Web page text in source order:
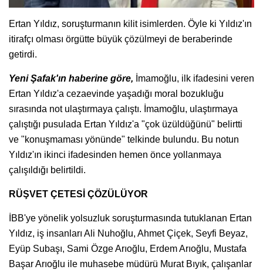
Ertan Yıldız, soruşturmanın kilit isimlerden. Öyle ki Yıldız'ın
itirafçı olması örgütte büyük çözülmeyi de beraberinde
getirdi.
Yeni Şafak'ın haberine göre, İmamoğlu, ilk ifadesini veren
Ertan Yıldız'a cezaevinde yaşadığı moral bozukluğu
sırasında not ulaştırmaya çalıştı. İmamoğlu, ulaştırmaya
çalıştığı pusulada Ertan Yıldız'a "çok üzüldüğünü" belirtti
ve "konuşmaması yönünde" telkinde bulundu. Bu notun
Yıldız'ın ikinci ifadesinden hemen önce yollanmaya
çalışıldığı belirtildi.
RÜŞVET ÇETESİ ÇÖZÜLÜYOR
İBB'ye yönelik yolsuzluk soruşturmasında tutuklanan Ertan
Yıldız, iş insanları Ali Nuhoğlu, Ahmet Çiçek, Seyfi Beyaz,
Eyüp Subaşı, Sami Özge Arıoğlu, Erdem Arıoğlu, Mustafa
Başar Arıoğlu ile muhasebe müdürü Murat Bıyık, çalışanlar